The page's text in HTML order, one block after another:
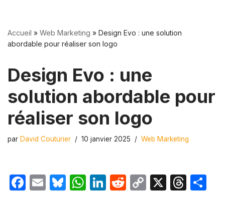
Accueil » Web Marketing » Design Evo : une solution
abordable pour réaliser son logo
Design Evo : une
solution abordable pour
réaliser son logo
par David Couturier 10 janvier 2025 Web Marketing
F
E
Bl W Li R
C
X
T